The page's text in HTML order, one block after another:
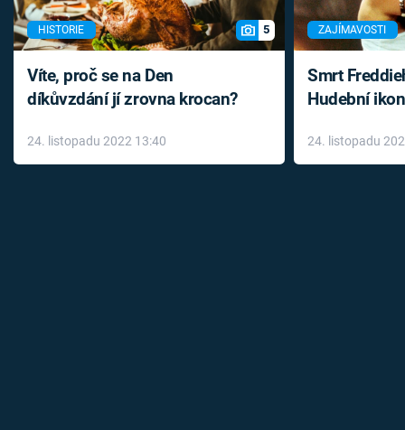
HISTORIE 5
Víte, proč se na Den
díkůvzdání jí zrovna krocan?
24. listopadu 2022 13:40
ZAJÍMAVOSTI
Smrt
Hudební
léky
24. listopadu